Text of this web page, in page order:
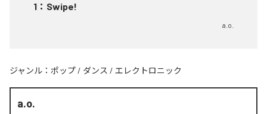
1 ： Swipe!
a.o.
ジャンル： ポップ / ダンス / エレクトロニック
a.o.